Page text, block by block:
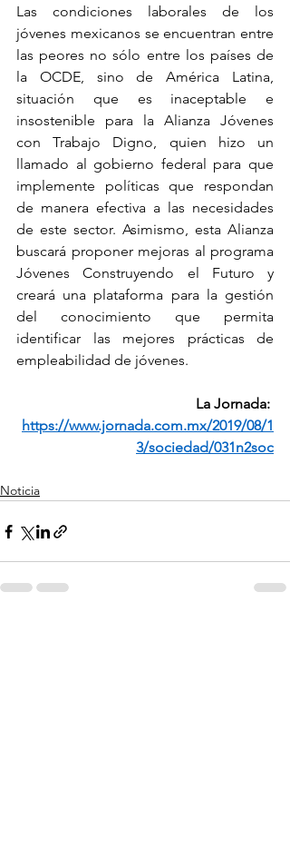
Las condiciones laborales de los
jóvenes mexicanos se encuentran entre
las peores no sólo entre los países de
la OCDE, sino de América Latina,
situación que es inaceptable e
insostenible para la Alianza Jóvenes
con Trabajo Digno, quien hizo un
llamado al gobierno federal para que
implemente políticas que respondan
de manera efectiva a las necesidades
de este sector. Asimismo, esta Alianza
buscará proponer mejoras al programa
Jóvenes Construyendo el Futuro y
creará una plataforma para la gestión
del conocimiento que permita
identificar las mejores prácticas de
empleabilidad de jóvenes.
La Jornada:
https://www.jornada.com.mx/2019/08/1
3/sociedad/031n2soc
Noticia